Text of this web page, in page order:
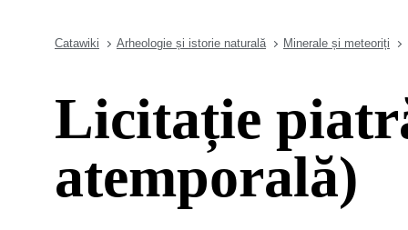
Catawiki Arheologie și istorie naturală Minerale și meteoriți
Licitație
atemporală)